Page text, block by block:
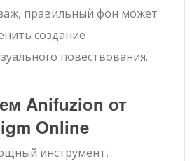
правильный фон может
создание
повествования.
Anifuzion от
Online
инструмент,